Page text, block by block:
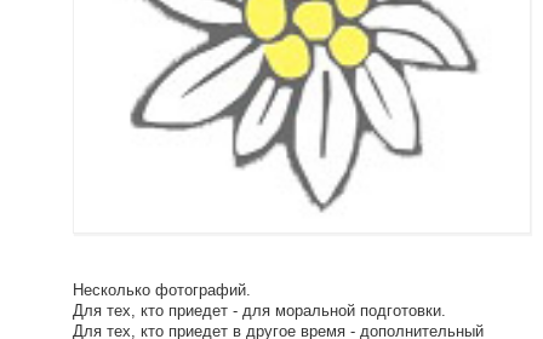
Несколько фотографий.
Для тех, кто приедет - для моральной подготовки.
Для тех, кто приедет в другое время - дополнительный